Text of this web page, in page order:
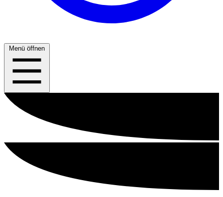
Menü öffnen